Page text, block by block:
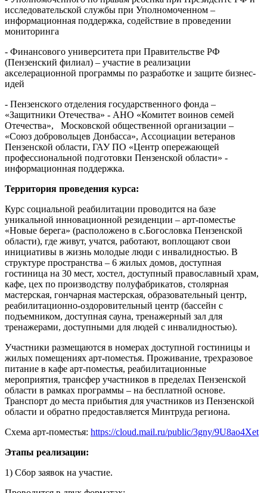
исследовательской службы при Уполномоченном –
информационная поддержка, содействие в проведении
мониторинга
- Финансового университета при Правительстве РФ
(Пензенский филиал) – участие в реализации
акселерационной программы по разработке и защите бизнес-
идей
- Пензенского отделения государственного фонда –
«Защитники Отечества» - АНО «Комитет воинов семей
Отечества», Московской общественной организации –
«Союз добровольцев Донбасса», Ассоциации ветеранов
Пензенской области, ГАУ ПО «Центр опережающей
профессиональной подготовки Пензенской области» -
информационная поддержка.
Территория проведения курса:
Курс социальной реабилитации проводится на базе
уникальной инновационной резиденции – арт-поместье
«Новые берега» (расположено в с.Богословка Пензенской
области), где живут, учатся, работают, воплощают свои
инициативы в жизнь молодые люди с инвалидностью. В
структуре пространства – 6 жилых домов, доступная
гостиница на 30 мест, хостел, доступный православный храм,
кафе, цех по производству полуфабрикатов, столярная
мастерская, гончарная мастерская, образовательный центр,
реабилитационно-оздоровительный центр (бассейн с
подъемником, доступная сауна, тренажерный зал для
тренажерами, доступными для людей с инвалидностью).
Участники размещаются в номерах доступной гостиницы и
жилых помещениях арт-поместья. Проживание, трехразовое
питание в кафе арт-поместья, реабилитационные
мероприятия, трансфер участников в пределах Пензенской
области в рамках программы – на бесплатной основе.
Транспорт до места прибытия для участников из Пензенской
области и обратно предоставляется Минтруда региона.
Схема арт-поместья: https://cloud.mail.ru/public/3gny/9U8ao4Xet
Этапы реализации:
1) Сбор заявок на участие.